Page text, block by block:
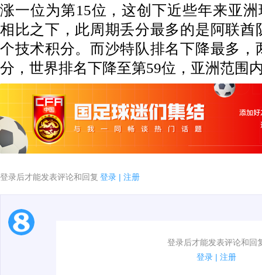
涨一位为第15位，这创下近些年来亚
相比之下，此周期丢分最多的是阿联酋
个技术积分。而沙特队排名下降最多，
分，世界排名下降至第59位，亚洲范围
登录后才能发表评论和回复 登录 | 注册
登录后才能发表评论和回
登录 | 注册
1.电脑端新用户可以发表评论了！